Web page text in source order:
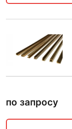
по запросу